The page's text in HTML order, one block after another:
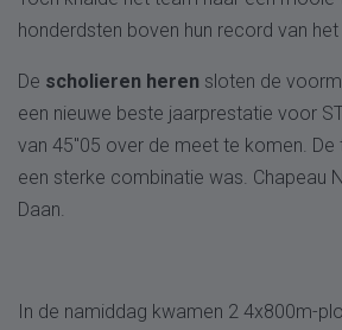
honderdsten boven hun record van het
De scholieren heren sloten de
een nieuwe beste jaarprestatie voor
van 45"05 over de meet te komen.
een sterke combinatie was. Chapeau
Daan.
In de namiddag kwamen 2 4x800m-